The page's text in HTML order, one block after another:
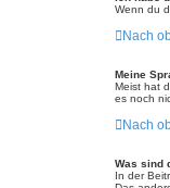
Wenn du
Nach
Meine
Meist hat
es noch
Nach
Was sind
In der